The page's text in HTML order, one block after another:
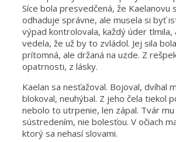
Síce bola presvedčená, že Kaelanovu
odhaduje správne, ale musela si byť
výpad kontrolovala, každý úder tlmila,
vedela, že už by to zvládol. Jej sila
prítomná, ale držaná na uzde. Z
opatrnosti, z lásky.
Kaelan sa nesťažoval. Bojoval, dvíhal
blokoval, neuhýbal. Z jeho čela tiekol
nebolo to utrpenie, len zápal. Tvár
sústredením, nie bolesťou. V očiach
ktorý sa nehasí slovami.